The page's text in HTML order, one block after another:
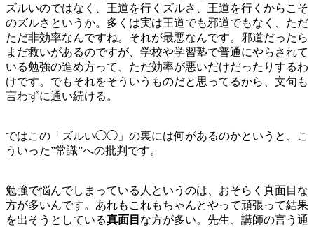
ズルいのではなく、王道を行くズルさ、王道を行くからこそ
のズルさというか。多くは実は王道でも邪道でもなく、ただ
ただ非効率なんですね。それが最悪なんです。邪道だったら
まだ救いがあるのですが、学校や学習塾で普通にやらされて
いる勉強の進め方って、ただ効率が悪いだけだったりするわ
けです。でもそれをそういうものだと思ってるから、文句も
言わずに通い続ける。
ではこの「ズルい◯◯」の裏には何があるのかというと、こ
ういった”常識”への批判です。
勉強で悩んでしまっている人というのは、おそらく真面目な
方が多いんです。あれもこれもちゃんとやって頑張って結果
を出そうとしている真面目 な方が多い。先生、講師の言う通